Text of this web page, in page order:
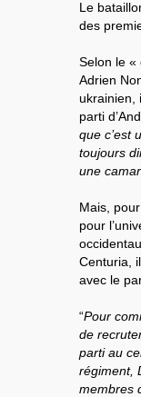
Le
des
Selon le «
Adrien
ukrainien,
parti
que c’est
toujours
une
Mais,
pour
Centuria,
avec le
“Pour
de
parti au
régiment,
membres